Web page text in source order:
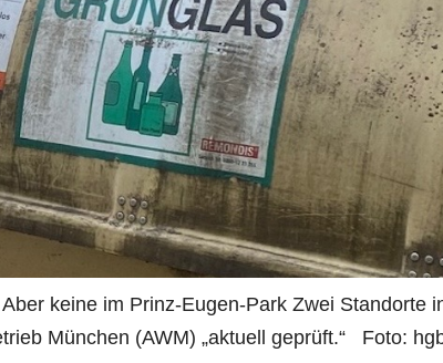
keine im Prinz-Eugen-Park Zwei Standorte
München (AWM) „aktuell geprüft.“ Foto: